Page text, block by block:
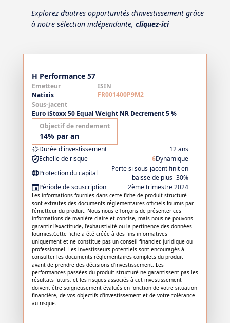
Explorez d’autres opportunités d’investissement grâce
à notre sélection indépendante, cliquez-ici
H Performance 57
Emetteur
Natixis
ISIN
FR001400P9M2
Sous-jacent
Euro iStoxx 50 Equal Weight NR Decrement 5 %
Objectif de rendement
14% par an
Durée d'investissement
12 ans
Echelle de risque
6Dynamique
Protection du capital
Perte si sous-jacent finit en
baisse de plus -30%
Période de souscription
2ème trimestre 2024
Les informations fournies dans cette fiche de produit structuré
sont extraites des documents réglementaires officiels fournis par
l'émetteur du produit. Nous nous efforçons de présenter ces
informations de manière claire et concise, mais nous ne pouvons
garantir l'exactitude, l'exhaustivité ou la pertinence des données
fournies.Cette fiche a été créée à des fins informatives
uniquement et ne constitue pas un conseil financier, juridique ou
professionnel. Les investisseurs potentiels sont encouragés à
consulter les documents réglementaires complets du produit
avant de prendre des décisions d'investissement. Les
performances passées du produit structuré ne garantissent pas les
résultats futurs, et les risques associés à cet investissement
doivent être soigneusement évalués en fonction de votre situation
financière, de vos objectifs d'investissement et de votre tolérance
au risque.